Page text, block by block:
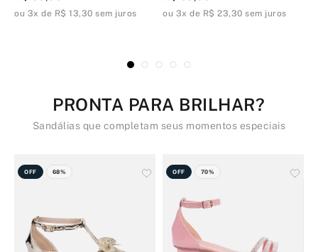
ou 3x de R$ 13,30 sem juros ou 3x de R$ 23,30 sem juros
PRONTA PARA BRILHAR?
Sandálias que completam seus momentos especiais
OFF 68% OFF 70%